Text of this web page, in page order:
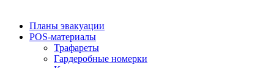
Планы эвакуации
POS-материалы
Трафареты
Гардеробные номерки